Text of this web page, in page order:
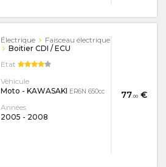
77.00 €
Électrique
Faisceau électrique
Boitier CDI / ECU
Etat
Véhicule
Moto - KAWASAKI ER6N 650cc
Années
2005 - 2008